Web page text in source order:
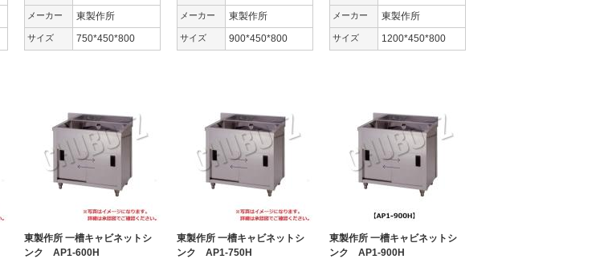
メーカー 東製作所
サイズ 750*450*800
メーカー 東製作所
サイズ 900*450*800
メーカー 東製作所
サイズ 1200*450*800
東製作所 一槽キャビネットシ
ンク AP1-600H
東製作所 一槽キャビネットシ
ンク AP1-750H
東製作所 一槽キャビネットシ
ンク AP1-900H